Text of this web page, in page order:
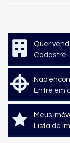
Quer
Cadastre-
Não
Entre em
Meus
Lista de